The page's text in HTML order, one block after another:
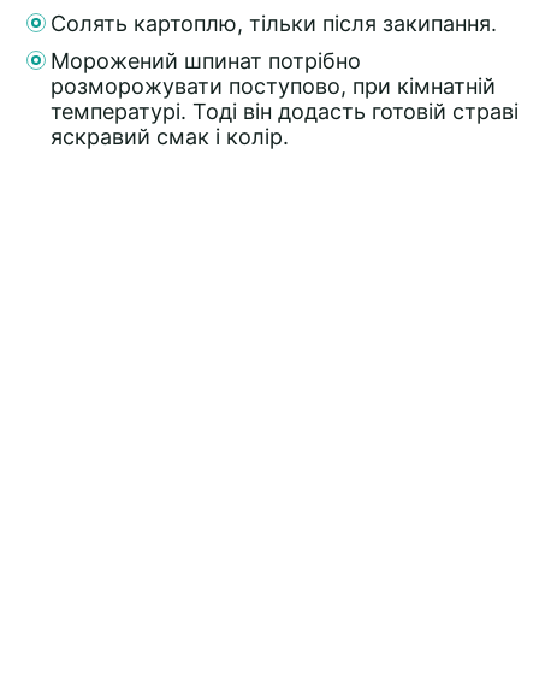
Солять картоплю, тільки після закипання.
Морожений шпинат потрібно
розморожувати поступово, при кімнатній
температурі. Тоді він додасть готовій страві
яскравий смак і колір.